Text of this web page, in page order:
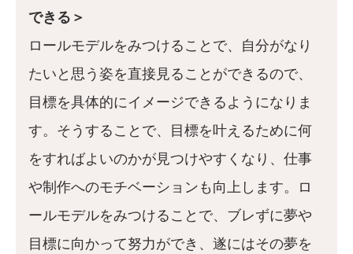
できる＞
ロールモデルをみつけることで、自分がなり
たいと思う姿を直接見ることができるので、
目標を具体的にイメージできるようになりま
す。そうすることで、目標を叶えるために何
をすればよいのかが見つけやすくなり、仕事
や制作へのモチベーションも向上します。ロ
ールモデルをみつけることで、ブレずに夢や
目標に向かって努力ができ、遂にはその夢を